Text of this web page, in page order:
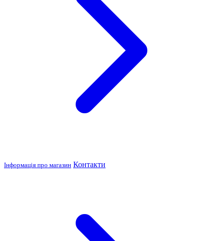
Інформація про магазин Контакти